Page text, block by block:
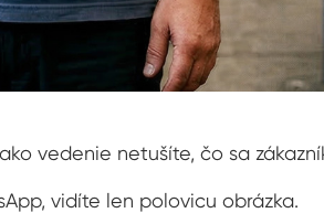
vedenie netušíte, čo sa
vidíte len polovicu obrázka.